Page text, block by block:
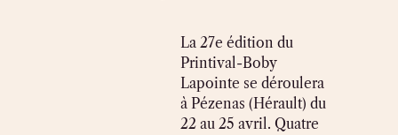
La 27e édition du
Printival-Boby
Lapointe se déroulera
à Pézenas (Hérault) du
22 au 25 avril. Quatre